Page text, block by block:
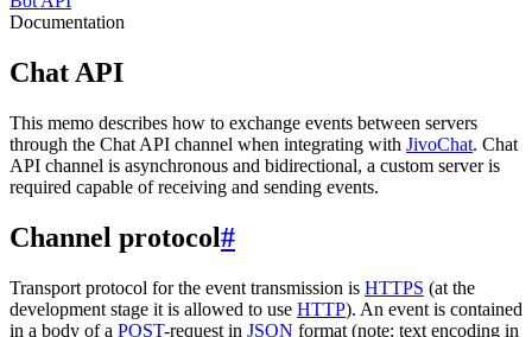
Documentation
Chat API
This memo describes how to exchange events between servers
through the Chat API channel when integrating with JivoChat. Chat
API channel is asynchronous and bidirectional, a custom server is
required capable of receiving and sending events.
Channel protocol#
Transport protocol for the event transmission is HTTPS (at the
development stage it is allowed to use HTTP). An event is contained
in a body of a POST-request in JSON format (note: text encoding in